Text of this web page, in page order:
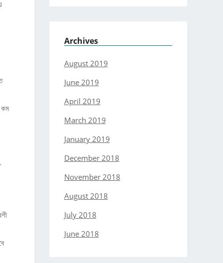
কম
Archives
August 2019
June 2019
April 2019
March 2019
January 2019
December 2018
November 2018
August 2018
July 2018
June 2018